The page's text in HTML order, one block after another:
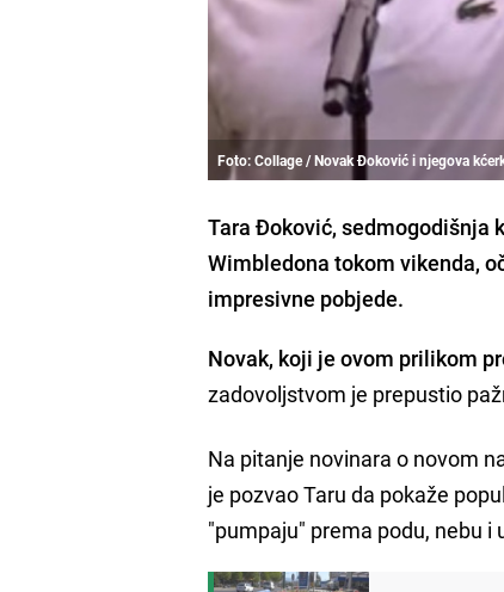
Foto: Collage / Novak Đoković i njegova
Tara Đoković, sedmogodišnja
Wimbledona tokom vikenda,
impresivne pobjede.
Novak, koji je ovom prilikom
zadovoljstvom je prepustio
Na pitanje novinara o novom
je pozvao Taru da pokaže
"pumpaju" prema podu, nebu